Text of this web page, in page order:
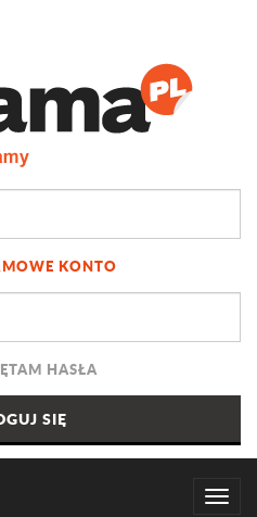
KONTO
HASŁA